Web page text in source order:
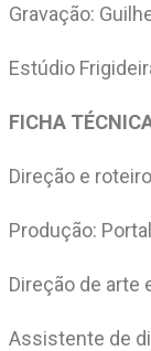
Gravação:
Estúdio
FICHA
Direção e
Produção:
Direção de arte
Assistente de